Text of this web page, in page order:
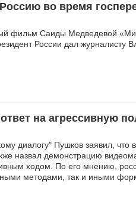
во время
фильм Саиды Медведевой
России дал журналисту
на агрессивную
диалогу" Пушков заявил, что
назвал демонстрацию
ходом. По его мнению,
методами, так и иными